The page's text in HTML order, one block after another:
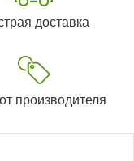
доставка
производителя